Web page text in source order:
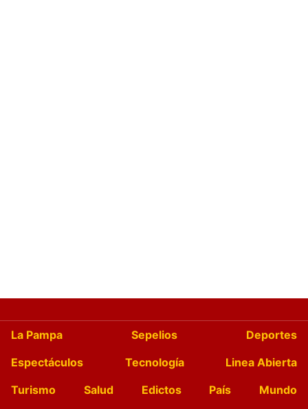
La Pampa Sepelios
Deportes
Espectáculos
Tecnología
Linea Abierta
Turismo
Salud Edictos País
Mundo